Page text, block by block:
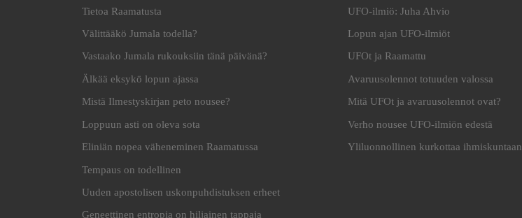
Tietoa Raamatusta
Välittääkö Jumala todella?
Vastaako Jumala rukouksiin tänä päivänä?
Älkää eksykö lopun ajassa
Mistä Ilmestyskirjan peto nousee?
Loppuun asti on oleva sota
Eliniän nopea väheneminen Raamatussa
Tempaus on todellinen
Uuden apostolisen uskonpuhdistuksen erheet
Geneettinen entropia on hiljainen tappaja
UFO-ilmiö: Juha Ahvio
Lopun ajan UFO-ilmiöt
UFOt ja Raamattu
Avaruusolennot totuuden valossa
Mitä UFOt ja avaruusolennot ovat?
Verho nousee UFO-ilmiön edestä
Yliluonnollinen kurkottaa ihmiskuntaan